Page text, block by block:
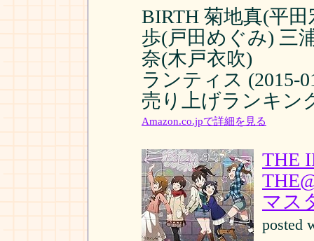
BIRTH 菊地真(平
歩(戸田めぐみ) 三
奈(木戸衣吹)
ランティス (2015-
売り上げランキン
Amazon.co.jpで詳細を見る
THE
マス
posted